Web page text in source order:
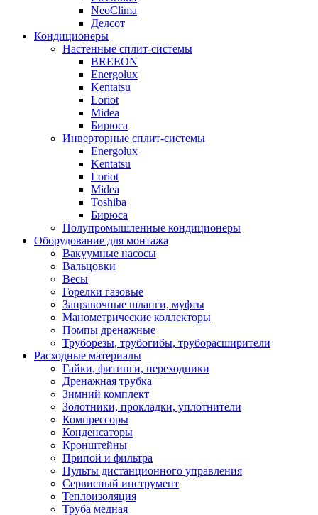
NeoClima
Делсот
Кондиционеры
Настенные сплит-системы
BREEON
Energolux
Kentatsu
Loriot
Midea
Бирюса
Инверторные сплит-системы
Energolux
Kentatsu
Loriot
Midea
Toshiba
Бирюса
Полупромышленные кондиционеры
Оборудование для монтажа
Вакуумные насосы
Вальцовки
Весы
Горелки газовые
Заправочные шланги, муфты
Манометрические коллекторы
Помпы дренажные
Труборезы, трубогибы, труборасширители
Расходные материалы
Гайки, фитинги, переходники
Дренажная трубка
Зимний комплект
Золотники, прокладки, уплотнители
Компрессоры
Конденсаторы
Кронштейны
Припой и фильтра
Пульты дистанционного управления
Сервисный инструмент
Теплоизоляция
Труба медная